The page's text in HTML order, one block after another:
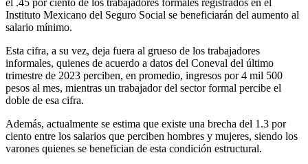
el .45 por ciento de los trabajadores formales registrados en el
Instituto Mexicano del Seguro Social se beneficiarán del aumento al
salario mínimo.
Esta cifra, a su vez, deja fuera al grueso de los trabajadores
informales, quienes de acuerdo a datos del Coneval del último
trimestre de 2023 perciben, en promedio, ingresos por 4 mil 500
pesos al mes, mientras un trabajador del sector formal percibe el
doble de esa cifra.
Además, actualmente se estima que existe una brecha del 1.3 por
ciento entre los salarios que perciben hombres y mujeres, siendo los
varones quienes se benefician de esta condición estructural.